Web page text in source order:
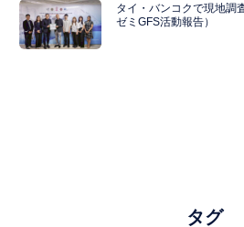
タイ・バンコクで現地調
ゼミGFS活動報告）
タグ